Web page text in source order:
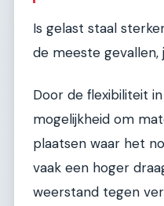
Is gelast staal
de meeste gevallen,
Door de flexibiliteit
mogelijkheid om
plaatsen waar het
vaak een hoger
weerstand tegen